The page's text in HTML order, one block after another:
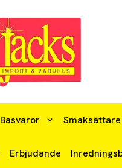
Basvaror Smaksättare
Erbjudande